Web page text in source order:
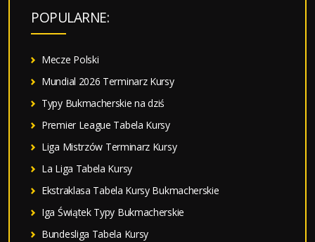
POPULARNE:
Mecze Polski
Mundial 2026 Terminarz Kursy
Typy Bukmacherskie na dziś
Premier League Tabela Kursy
Liga Mistrzów Terminarz Kursy
La Liga Tabela Kursy
Ekstraklasa Tabela Kursy Bukmacherskie
Iga Świątek Typy Bukmacherskie
Bundesliga Tabela Kursy